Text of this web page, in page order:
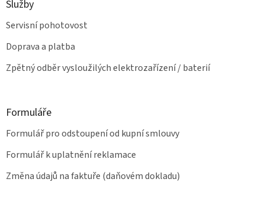
Služby
Servisní pohotovost
Doprava a platba
Zpětný odběr vysloužilých elektrozařízení / baterií
Formuláře
Formulář pro odstoupení od kupní smlouvy
Formulář k uplatnění reklamace
Změna údajů na faktuře (daňovém dokladu)